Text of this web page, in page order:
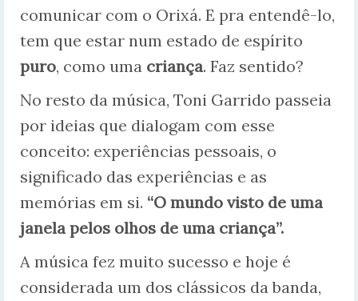
comunicar com o Orixá. E pra entendê-lo,
tem que estar num estado de espírito
puro, como uma criança. Faz sentido?
No resto da música, Toni Garrido passeia
por ideias que dialogam com esse
conceito: experiências pessoais, o
significado das experiências e as
memórias em si. “O mundo visto de uma
janela pelos olhos de uma criança”.
A música fez muito sucesso e hoje é
considerada um dos clássicos da banda,